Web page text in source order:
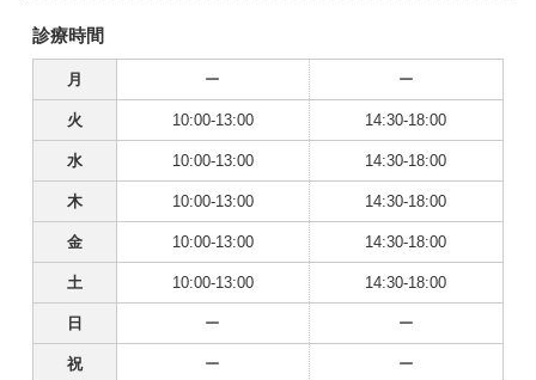
診療時間
月 ー ー
火 10:00-13:00 14:30-18:00
水 10:00-13:00 14:30-18:00
木 10:00-13:00 14:30-18:00
金 10:00-13:00 14:30-18:00
土 10:00-13:00 14:30-18:00
日 ー ー
祝 ー ー